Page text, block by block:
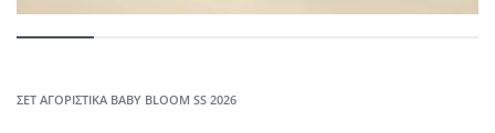
ΣΈΤ ΑΓΟΡΊΣΤΙΚΑ BABY BLOOM SS 2026